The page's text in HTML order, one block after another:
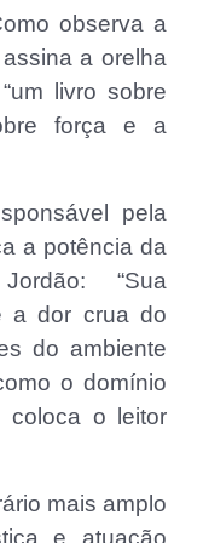
observa a
a orelha
livro sobre
força e a
pela
a potência da
“Sua
a dor crua do
do ambiente
o domínio
coloca o leitor
mais amplo
e atuação